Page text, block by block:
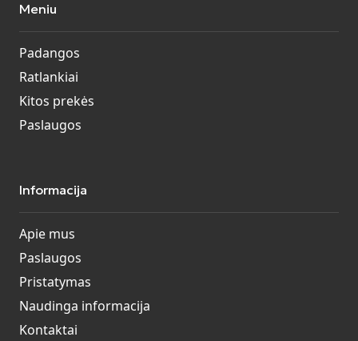
Meniu
Padangos
Ratlankiai
Kitos prekės
Paslaugos
Informacija
Apie mus
Paslaugos
Pristatymas
Naudinga informacija
Kontaktai